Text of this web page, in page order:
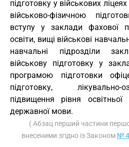
підготовку у військових
військово-фізичною
вступу у заклади фахової
освіти, вищі військові
навчальні підрозділи
військову підготовку у
програмою підготовки
підготовку,
підвищення рівня освітньої
державної мови.
( Абзац перший частини
внесеними згідно із Законом №